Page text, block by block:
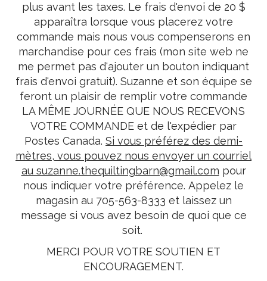
plus avant les taxes. Le frais d'envoi de 20 $
apparaîtra lorsque vous placerez votre
commande mais nous vous compenserons en
marchandise pour ces frais (mon site web ne
me permet pas d'ajouter un bouton indiquant
frais d'envoi gratuit). Suzanne et son équipe se
feront un plaisir de remplir votre commande
LA MÊME JOURNÉE QUE NOUS RECEVONS
VOTRE COMMANDE et de l'expédier par
Postes Canada. Si vous préférez des demi-
mètres, vous pouvez nous envoyer un courriel
au suzanne.thequiltingbarn@gmail.com pour
nous indiquer votre préférence. Appelez le
magasin au 705-563-8333 et laissez un
message si vous avez besoin de quoi que ce
soit.
MERCI POUR VOTRE SOUTIEN ET
ENCOURAGEMENT.